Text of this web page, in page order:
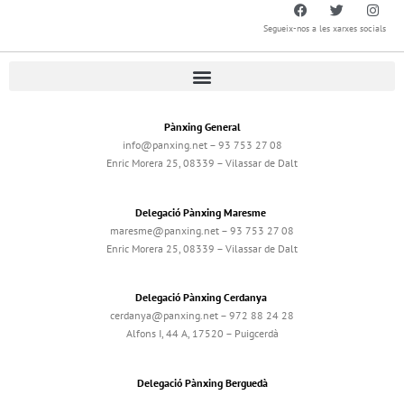
Segueix-nos a les xarxes socials
Pànxing General
info@panxing.net – 93 753 27 08
Enric Morera 25, 08339 – Vilassar de Dalt
Delegació Pànxing Maresme
maresme@panxing.net – 93 753 27 08
Enric Morera 25, 08339 – Vilassar de Dalt
Delegació Pànxing Cerdanya
cerdanya@panxing.net – 972 88 24 28
Alfons I, 44 A, 17520 – Puigcerdà
Delegació Pànxing Berguedà